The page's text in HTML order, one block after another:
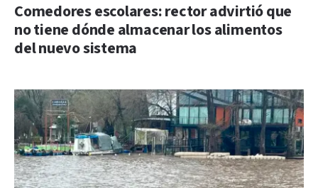
Comedores escolares: rector advirtió que
no tiene dónde almacenar los alimentos
del nuevo sistema